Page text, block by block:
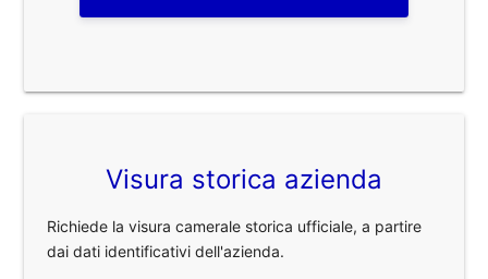
Visura storica azienda
Richiede la visura camerale storica ufficiale, a partire
dai dati identificativi dell'azienda.